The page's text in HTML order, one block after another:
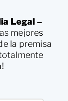
Legal –
mejores
la premisa